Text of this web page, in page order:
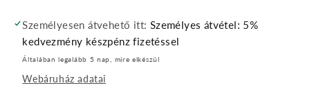
Személyesen átvehető itt: Személyes átvétel: 5%
kedvezmény készpénz fizetéssel
Általában legalább 5 nap, mire elkészül
Webáruház adatai